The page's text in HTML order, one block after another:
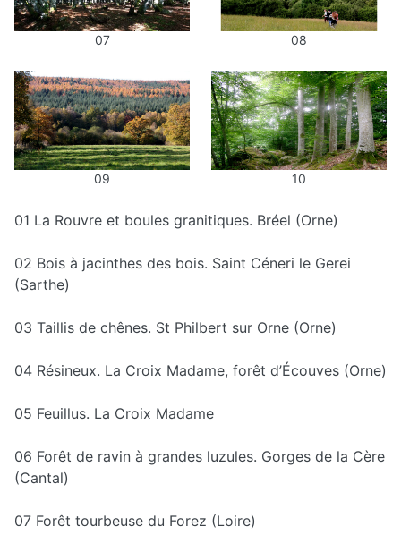
07 08
09 10
01 La Rouvre et boules granitiques. Bréel (Orne)
02 Bois à jacinthes des bois. Saint Céneri le Gerei
(Sarthe)
03 Taillis de chênes. St Philbert sur Orne (Orne)
04 Résineux. La Croix Madame, forêt d’Écouves (Orne)
05 Feuillus. La Croix Madame
06 Forêt de ravin à grandes luzules. Gorges de la Cère
(Cantal)
07 Forêt tourbeuse du Forez (Loire)